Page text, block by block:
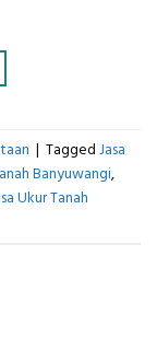
| Tagged Jasa
Banyuwangi,
Ukur Tanah